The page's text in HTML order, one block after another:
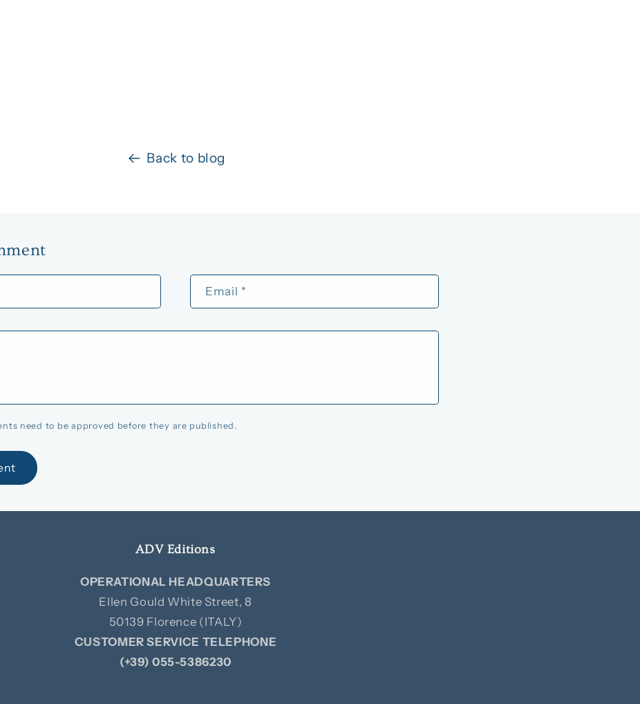
Back to blog
Email *
need to be approved before they are published.
ADV Editions
OPERATIONAL HEADQUARTERS
Ellen Gould White Street, 8
50139 Florence (ITALY)
CUSTOMER SERVICE TELEPHONE
(+39) 055-5386230